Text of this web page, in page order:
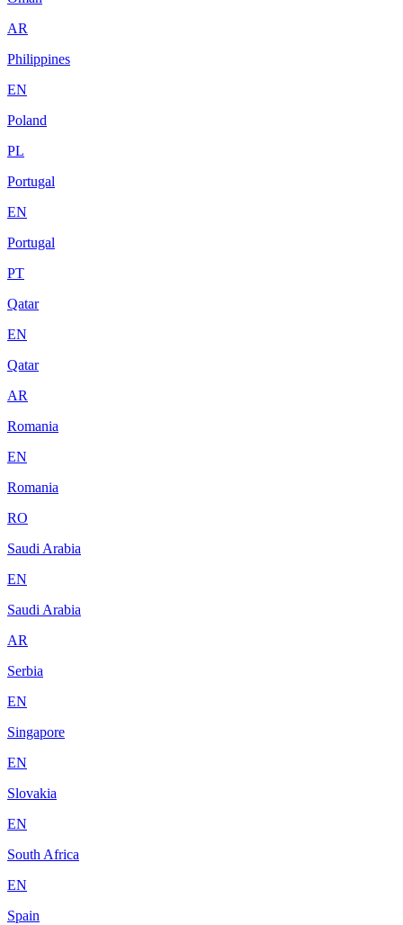
AR
Philippines
EN
Poland
PL
Portugal
EN
Portugal
PT
Qatar
EN
Qatar
AR
Romania
EN
Romania
RO
Saudi Arabia
EN
Saudi Arabia
AR
Serbia
EN
Singapore
EN
Slovakia
EN
South Africa
EN
Spain